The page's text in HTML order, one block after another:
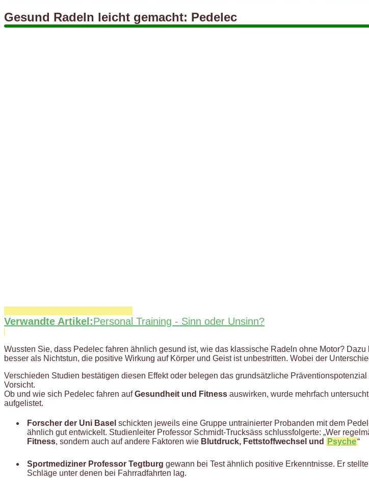
Gesund Radeln leicht gemacht: Pedelec
Verwandte Artikel:Personal Training - Sinn oder Unsinn?
Wussten Sie, dass Pedelec fahren ähnlich gesund ist, wie das klassische Radeln ohne Motor? Dazu
besser als Nichtstun, die positive Wirkung auf Körper und Geist ist unbestritten. Wobei der
Verschieden Studien bestätigen diesen Effekt oder belegen das grundsätzliche
Vorsicht.
Ob und wie sich Pedelec fahren aufGesundheit und Fitness auswirken, wurde mehrfach
aufgelistet.
Forscher der Uni Basel schickten jeweils eine Gruppe untrainierter Probanden mit dem
ähnlich gut entwickelt. Studienleiter Professor Schmidt-Trucksäss schlussfolgerte: „Wer
Fitness, sondern auch auf andere Faktoren wie Blutdruck, Fettstoffwechsel und Psyche“
Sportmediziner Professor Tegtburg gewann bei Test ähnlich positive Erkenntnisse. Er
Schläge unter denen bei Fahrradfahrten lag.